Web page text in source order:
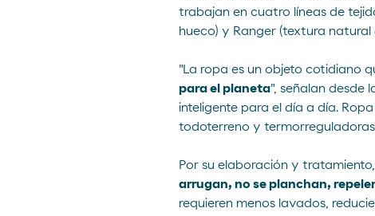
trabajan en cuatro líneas de
hueco) y Ranger (textura natural
"La ropa es un objeto cotidiano
para el planeta", señalan desde
inteligente para el día a día.
todoterreno y termorreguladoras
Por su elaboración y
arrugan, no se planchan,
requieren menos lavados,